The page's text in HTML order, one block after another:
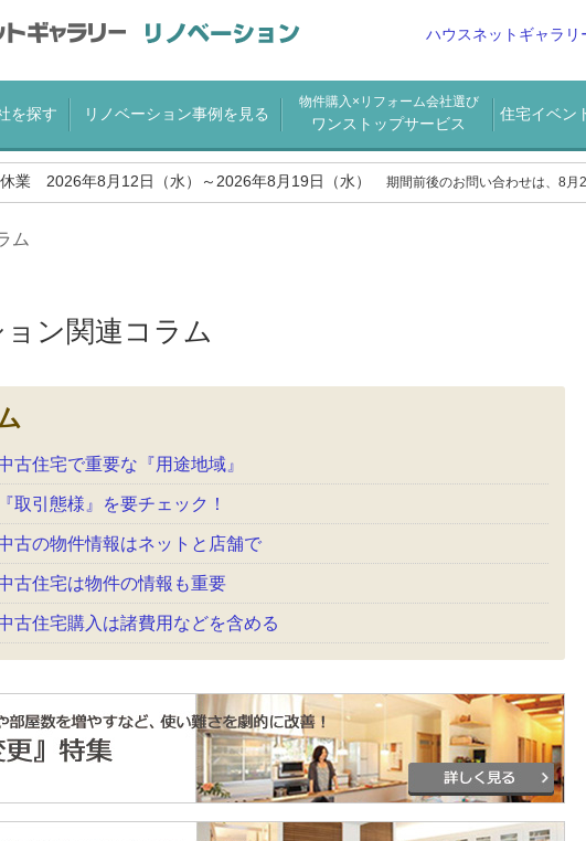
ハウスネットギャラ
を探す リノベーション事例を見る
物件購入×リフォーム会社選び
ワンストップサービス
住宅イベン
業 2026年8月12日（水）～2026年8月19日（水） 期間前後のお問い合わせは、8月
ム
ョン関連コラム
古住宅で重要な『用途地域』
『取引態様』を要チェック！
古の物件情報はネットと店舗で
古住宅は物件の情報も重要
古住宅購入は諸費用などを含める